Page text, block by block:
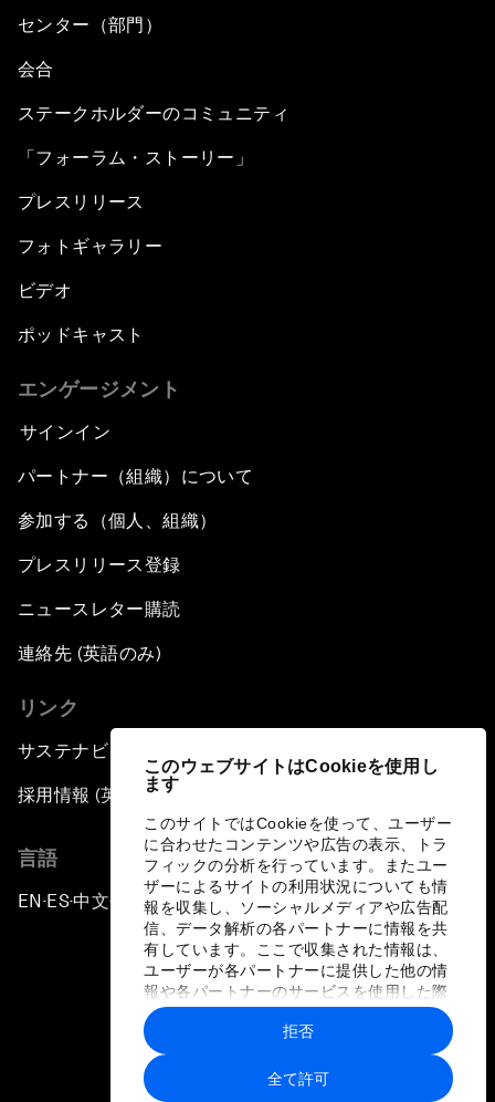
このウェブサイトはCookieを使用し
ます
このサイトではCookieを使って、ユーザー
に合わせたコンテンツや広告の表示、トラ
フィックの分析を行っています。またユー
ザーによるサイトの利用状況についても情
報を収集し、ソーシャルメディアや広告配
信、データ解析の各パートナーに情報を共
有しています。ここで収集された情報は、
ユーザーが各パートナーに提供した他の情
報や各パートナーのサービスを使用した際
に収集された情報と組み合わされ、各パー
トナーによって使用されることがありま
す。
全て許可
拒否
センター（部門）
会合
ステークホルダーのコミュニティ
「フォーラム・ストーリー」
プレスリリース
フォトギャラリー
ビデオ
ポッドキャスト
エンゲージメント
サインイン
パートナー（組織）について
参加する（個人、組織）
プレスリリース登録
ニュースレター購読
連絡先 (英語のみ)
リンク
サステナビリティへの取り組み
採用情報 (英語のみ)
言語
EN ▪ ES▪中文▪ 日本語
プライバシーポリシーと利用規約
サイトマップ